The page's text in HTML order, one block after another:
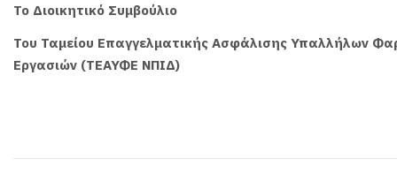
Το Διοικητικό Συμβούλιο
Του Ταμείου Επαγγελματικής Ασφάλισης Υπαλλήλων
Εργασιών (ΤΕΑΥΦΕ ΝΠΙΔ)